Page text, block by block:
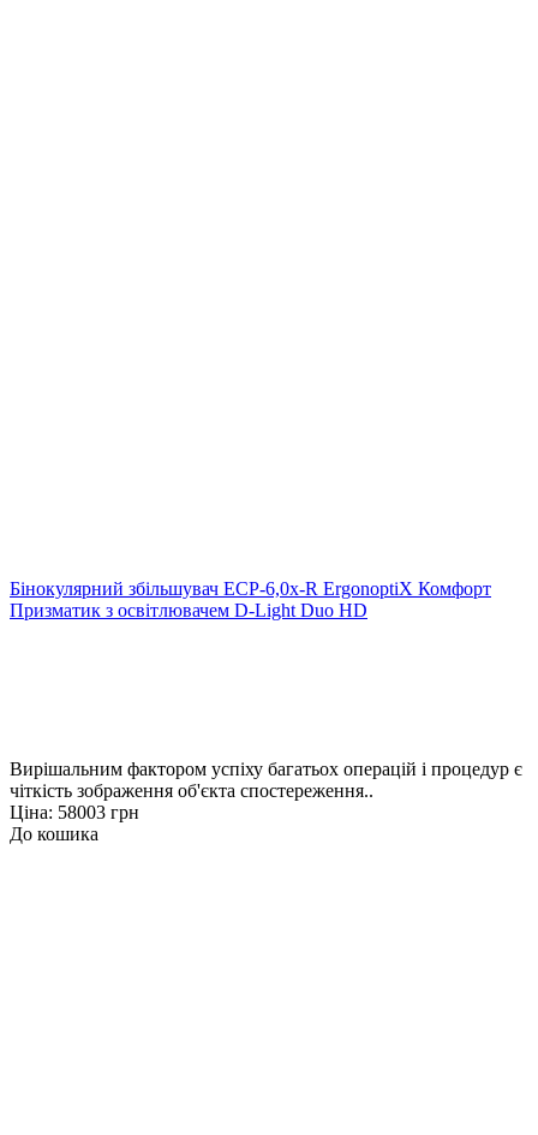
Бінокулярний збільшувач ECP-6,0x-R ErgonoptiX Комфорт
Призматик з освітлювачем D-Light Duo HD
Вирішальним фактором успіху багатьох операцій і процедур є
чіткість зображення об'єкта спостереження..
Ціна: 58003 грн
До кошика